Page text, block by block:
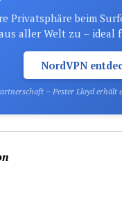
Privatsphäre beim
aller Welt zu – ideal
NordVPN
– Pester Lloyd erhält